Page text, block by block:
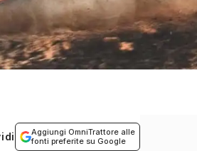
Aggiungi OmniTrattore alle
fonti preferite su Google